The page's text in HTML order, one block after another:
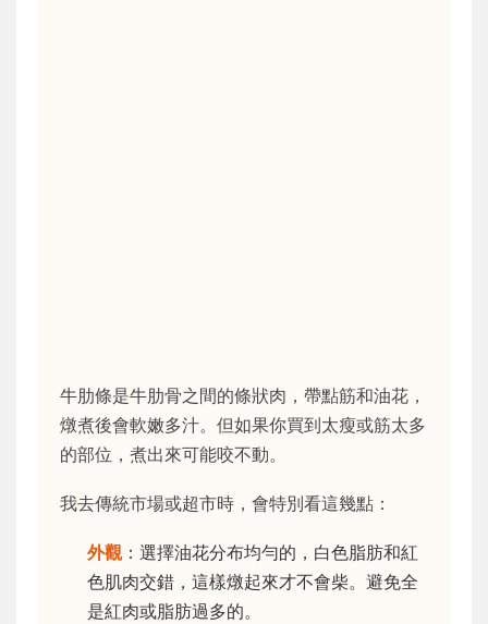
牛肋條是牛肋骨之間的條狀肉，帶點筋和油花，
燉煮後會軟嫩多汁。但如果你買到太瘦或筋太多
的部位，煮出來可能咬不動。
我去傳統市場或超市時，會特別看這幾點：
外觀：選擇油花分布均勻的，白色脂肪和紅
色肌肉交錯，這樣燉起來才不會柴。避免全
是紅肉或脂肪過多的。